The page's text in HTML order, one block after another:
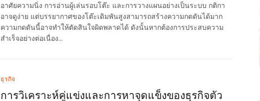
อาศัยความนิ่ง การอ่านผู้เล่นรอบโต๊ะ และการวางแผนอย่างเป็นระบบ กติกา
อาจดูง่าย แต่บรรยากาศของโต๊ะเดิมพันสูงสามารถสร้างความกดดันได้มาก
ความกดดันนี้อาจทำให้ตัดสินใจผิดพลาดได้ ดังนั้นหากต้องการประสบความ
สำเร็จอย่างต่อเนื่อง…
ธุรกิจ
การวิเคราะห์คู่แข่งและการหาจุดแข็งของธุรกิจตัว